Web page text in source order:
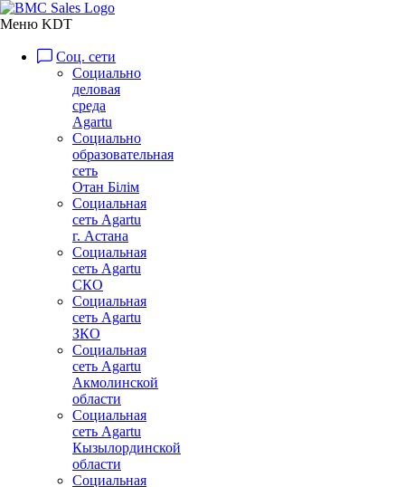
Меню KDT
Соц. сети
Социально
деловая
среда
Agartu
Социально
образовательная
сеть
Отан Бiлiм
Социальная
сеть Agartu
г. Астана
Социальная
сеть Agartu
СКО
Социальная
сеть Agartu
ЗКО
Социальная
сеть Agartu
Акмолинской
области
Социальная
сеть Agartu
Кызылординской
области
Социальная